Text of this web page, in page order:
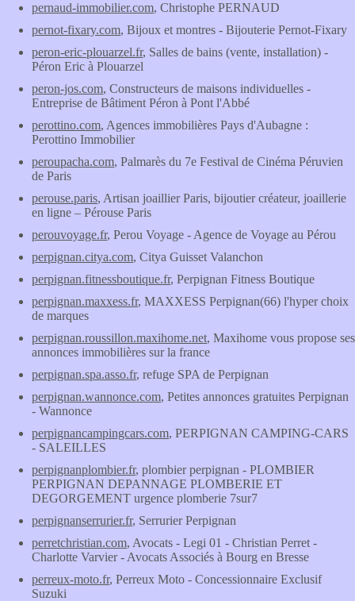
pernaud-immobilier.com, Christophe PERNAUD
pernot-fixary.com, Bijoux et montres - Bijouterie Pernot-Fixary
peron-eric-plouarzel.fr, Salles de bains (vente, installation) -
Péron Eric à Plouarzel
peron-jos.com, Constructeurs de maisons individuelles -
Entreprise de Bâtiment Péron à Pont l'Abbé
perottino.com, Agences immobilières Pays d'Aubagne :
Perottino Immobilier
peroupacha.com, Palmarès du 7e Festival de Cinéma Péruvien
de Paris
perouse.paris, Artisan joaillier Paris, bijoutier créateur, joaillerie
en ligne – Pérouse Paris
perouvoyage.fr, Perou Voyage - Agence de Voyage au Pérou
perpignan.citya.com, Citya Guisset Valanchon
perpignan.fitnessboutique.fr, Perpignan Fitness Boutique
perpignan.maxxess.fr, MAXXESS Perpignan(66) l'hyper choix
de marques
perpignan.roussillon.maxihome.net, Maxihome vous propose ses
annonces immobilières sur la france
perpignan.spa.asso.fr, refuge SPA de Perpignan
perpignan.wannonce.com, Petites annonces gratuites Perpignan
- Wannonce
perpignancampingcars.com, PERPIGNAN CAMPING-CARS
- SALEILLES
perpignanplombier.fr, plombier perpignan - PLOMBIER
PERPIGNAN DEPANNAGE PLOMBERIE ET
DEGORGEMENT urgence plomberie 7sur7
perpignanserrurier.fr, Serrurier Perpignan
perretchristian.com, Avocats - Legi 01 - Christian Perret -
Charlotte Varvier - Avocats Associés à Bourg en Bresse
perreux-moto.fr, Perreux Moto - Concessionnaire Exclusif
Suzuki